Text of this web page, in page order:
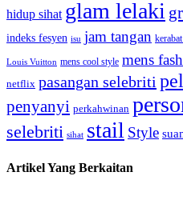
hidup sihat glam lelaki
indeks fesyen isu jam tangan
Louis Vuitton mens cool style mens
netflix pasangan selebriti
penyanyi perkahwinan
selebriti sihat stail Style
Artikel Yang Berkaitan